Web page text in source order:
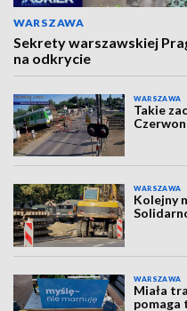
WARSZAWA
Sekrety warszawskiej
na odkrycie
WARSZAWA
Takie
WARSZAWA
Kolejny
WARSZAWA
Miała
pomaga